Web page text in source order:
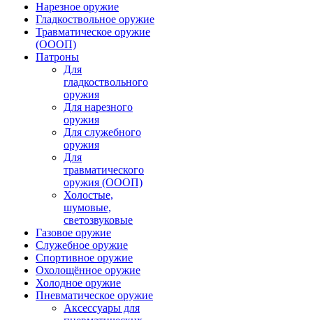
Нарезное оружие
Гладкоствольное оружие
Травматическое оружие
(ОООП)
Патроны
Для
гладкоствольного
оружия
Для нарезного
оружия
Для служебного
оружия
Для
травматического
оружия (ОООП)
Холостые,
шумовые,
светозвуковые
Газовое оружие
Служебное оружие
Спортивное оружие
Охолощённое оружие
Холодное оружие
Пневматическое оружие
Аксессуары для